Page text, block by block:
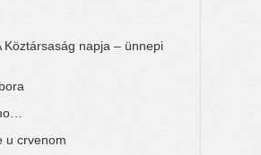
Köztársaság napja – ünnepi
u crvenom